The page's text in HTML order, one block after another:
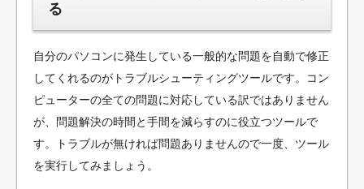
る
自分のパソコンに発生している一般的な問題を自動で修正
してくれるのがトラブルシューティングツールです。コン
ピューターの全ての問題に対応している訳ではありません
が、問題解決の時間と手間を減らすのに役立つツールで
す。トラブルが無ければ問題ありませんので一度、ツール
を実行してみましょう。